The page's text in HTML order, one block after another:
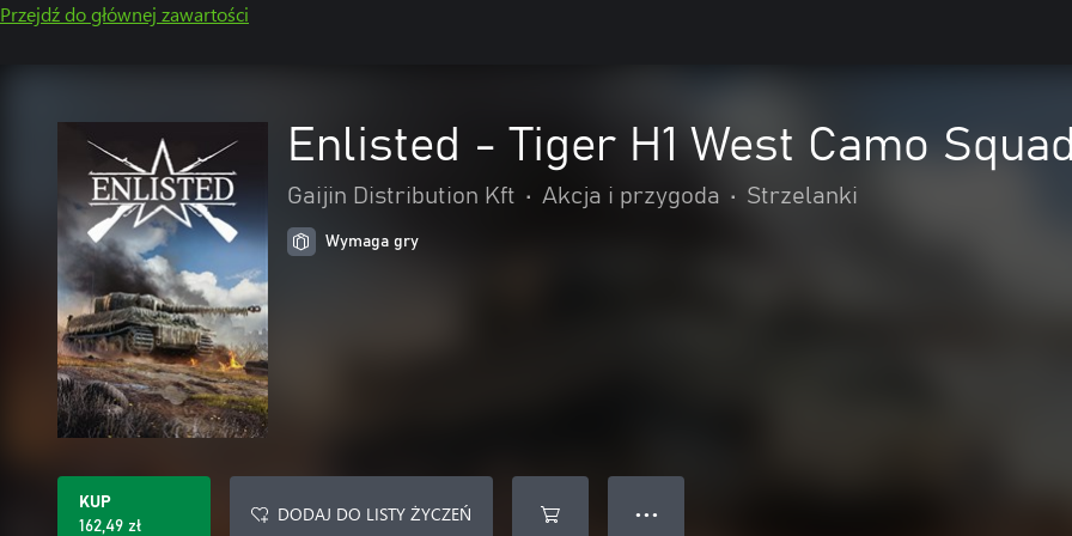
Przejdź do głównej zawartości
Enlisted - Tiger H1 West Camo
Gaijin Distribution Kft • Akcja i przygoda • Strzelanki
Wymaga gry
KUP
162,49 zł
DODAJ DO LISTY ŻYCZEŃ ● ● ●